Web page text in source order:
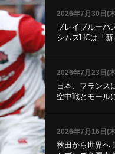
2026年7月30日(
ブレイブルーパ
シムズHCは「
2026年7月23日(
日本、フランス
空中戦とモール
2026年7月16日(
秋田から世界へ